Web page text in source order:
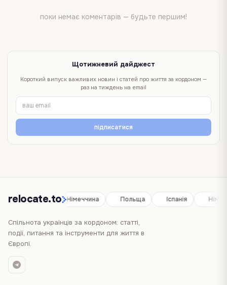
поки немає коментарів — будьте першим!
Щотижневий дайджест
Короткий випуск важливих новин і статей про життя за кордоном —
раз на тиждень на email
підписатися
relocate.to
Іспанія Німеччина Польща Іспанія
Спільнота українців за кордоном: статті,
події, питання та інструменти для життя в
Європі.